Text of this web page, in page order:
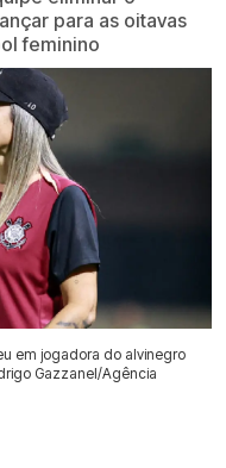
para as oitavas
feminino
em jogadora do alvinegro
Gazzanel/Agência